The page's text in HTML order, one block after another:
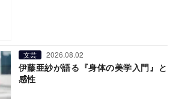
文芸 2026.08.02
伊藤亜紗が語る『身体の美学入門』と
感性